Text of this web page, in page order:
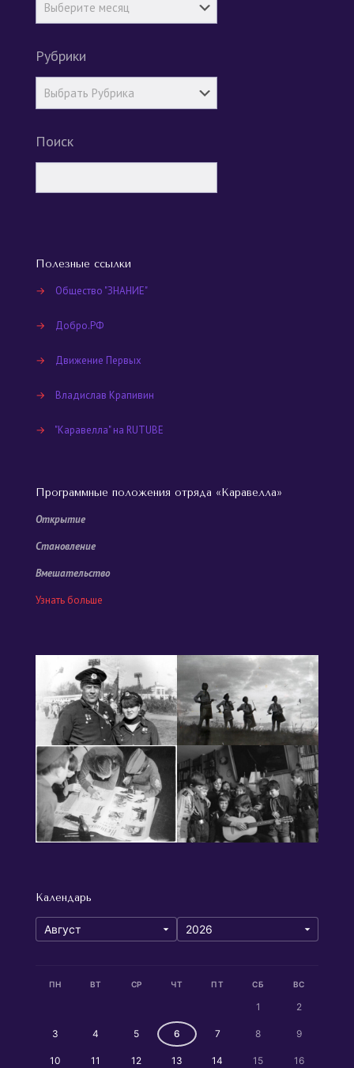
Рубрики
Поиск
Полезные ссылки
→ Общество "ЗНАНИЕ"
→ Добро.РФ
→ Движение Первых
→ Владислав Крапивин
→ "Каравелла" на RUTUBE
Программные положения отряда «Каравелла»
Открытие
Становление
Вмешательство
Узнать больше
Календарь
ПН ВТ СР ЧТ ПТ СБ ВС
1 2
3 4 5 6 7 8 9
10 11 12 13 14 15 16